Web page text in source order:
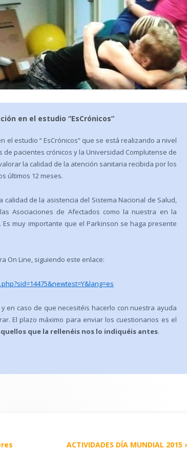
TERAPIA OCUPACIONAL
SOMOS TU FAMILIA
HORARIOS Y CUOTAS
en el estudio “EsCrónicos”
el estudio “ EsCrónicos” que se está realizando a nivel
pacientes crónicos y la Universidad Complutense de
la calidad de la atención sanitaria recibida por los
últimos 12 meses.
de la asistencia del Sistema Nacional de Salud,
Asociaciones de Afectados como la nuestra en la
muy importante que el Parkinson se haga presente
On Line, siguiendo este enlace:
en caso de que necesitéis hacerlo con nuestra ayuda
El plazo máximo para enviar los cuestionarios es el
que la rellenéis nos lo indiquéis antes.
ACTIVIDADES DÍA MUNDIAL 2015